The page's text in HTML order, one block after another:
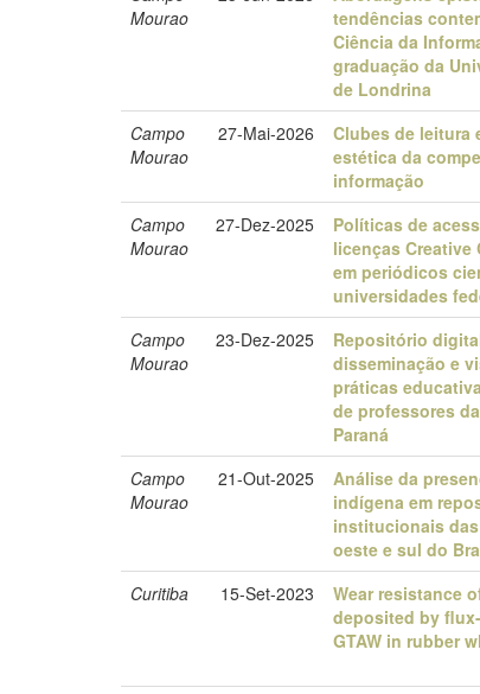
Mourao
tendências
Ciência da
graduação da
de Londrina
Campo
Mourao
27-Mai-2026
Clubes de leitura
estética da
informação
Campo
Mourao
27-Dez-2025
Políticas de
licenças Creative
em periódicos
universidades
Campo
Mourao
23-Dez-2025
Repositório
disseminação e
práticas
de professores
Paraná
Campo
Mourao
21-Out-2025
Análise da
indígena em
institucionais
oeste e sul do
Curitiba 15-Set-2023
Wear resistance
deposited by
GTAW in rubber